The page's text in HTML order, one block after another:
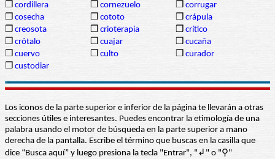
❒ cordillera ❒ cornezuelo ❒ corrugar
❒ cosecha ❒ cototo ❒ crápula
❒ creosota ❒ crioterapia ❒ crítico
❒ crótalo ❒ cuajar ❒ cucaña
❒ cuervo ❒ culto ❒ curador
❒ custodiar
Los iconos de la parte superior e inferior de la página te llevarán a otras
secciones útiles e interesantes. Puedes encontrar la etimología de una
palabra usando el motor de búsqueda en la parte superior a mano
derecha de la pantalla. Escribe el término que buscas en la casilla que
dice “Busca aquí” y luego presiona la tecla "Entrar", "↲" o "⚲"